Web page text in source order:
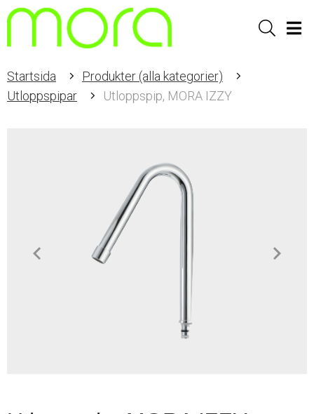
Sök
Startsida
Produkter (alla kategorier)
Utloppspipar
Utloppspip, MORA IZZY